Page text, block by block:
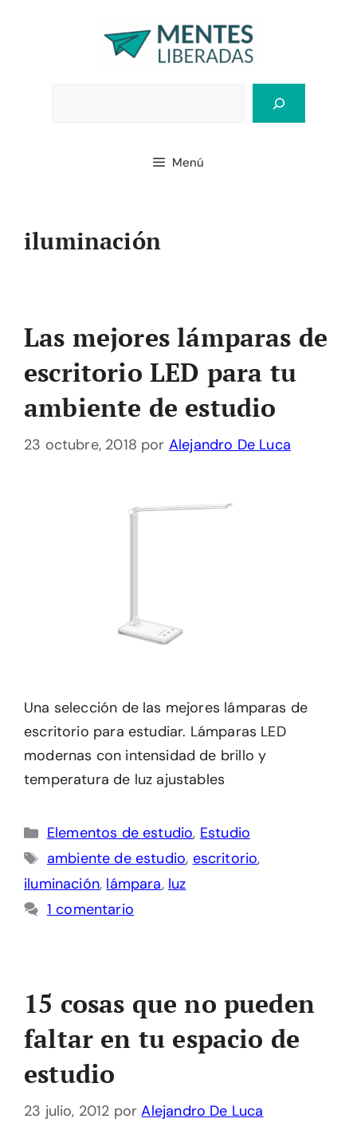
Menú
iluminación
Las mejores lámparas de
escritorio LED para tu
ambiente de estudio
23 octubre, 2018 por Alejandro De Luca
Una selección de las mejores lámparas de
escritorio para estudiar. Lámparas LED
modernas con intensidad de brillo y
temperatura de luz ajustables
Categorías
Elementos de estudio, Estudio
Etiquetas
ambiente de estudio, escritorio,
iluminación, lámpara, luz
1 comentario
15 cosas que no pueden
faltar en tu espacio de
estudio
23 julio, 2012 porAlejandro De Luca